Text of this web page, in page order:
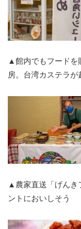
▲館内でもフードを
房。台湾カステラが
▲農家直送「げんき
ントにおいしそう